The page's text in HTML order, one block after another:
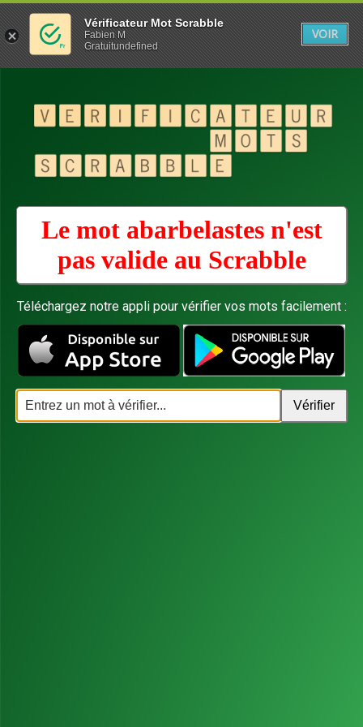
Le mot abarbelastes n'est
pas valide au Scrabble
Téléchargez notre appli pour vérifier vos mots facilement :
Vérificateur Mot Scrabble
Fabien M
Gratuitundefined
VOIR